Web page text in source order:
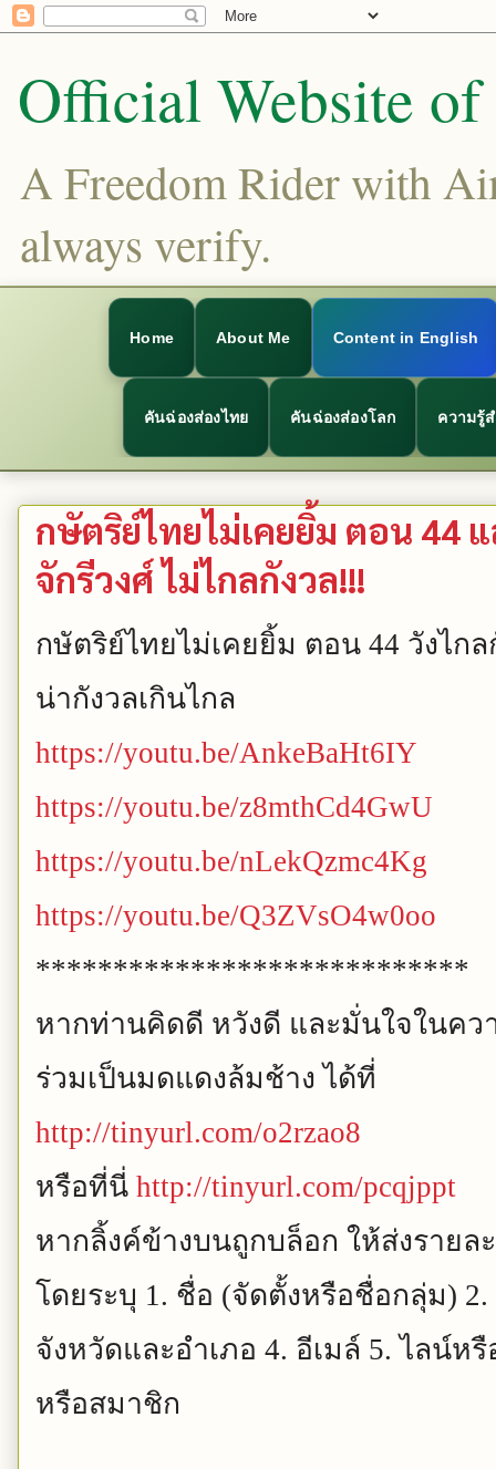
Official Website
A Freedom Rider with
always verify.
Home About Me Content in English
คันฉ่องส่องไทย คันฉ่องส่องโลก ความรู้
กษัตริย์ไทยไม่เคยยิ้ม ตอน 44
จักรีวงศ์ ไม่ไกลกังวล!!!
กษัตริย์ไทยไม่เคยยิ้ม ตอน 44 วังไก
น่ากังวลเกินไกล
https://youtu.be/AnkeBaHt6IY
https://youtu.be/z8mthCd4GwU
https://youtu.be/nLekQzmc4Kg
https://youtu.be/Q3ZVsO4w0oo
****************************
หากท่านคิดดี หวังดี และมั่นใจในค
ร่วมเป็นมดแดงล้มช้าง ได้ที่
http://tinyurl.com/o2rzao8
หรือที่นี่ http://tinyurl.com/pcqjppt
หากลิ้งค์ข้างบนถูกบล็อก ให้ส่งรายล
โดยระบุ 1. ชื่อ (จัดตั้งหรือชื่อกลุ่ม) 2.
จังหวัดและอำเภอ 4. อีเมล์ 5.ไลน์ห
หรือสมาชิก